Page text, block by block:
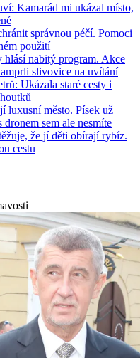
Kamarád mi ukázal místo,
správnou péčí. Pomoci
použití
nabitý program. Akce
slivovice na uvítání
Ukázala staré cesty i
luxusní město. Písek už
sem ale nesmíte
že jí děti obírají rybíz.
cestu